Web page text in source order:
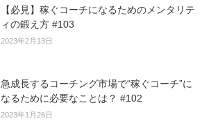
【必見】稼ぐコーチになるためのメンタリテ
ィの鍛え方 #103
2023年2月13日
急成長するコーチング市場で“稼ぐコーチ”に
なるために必要なことは？ #102
2023年1月26日